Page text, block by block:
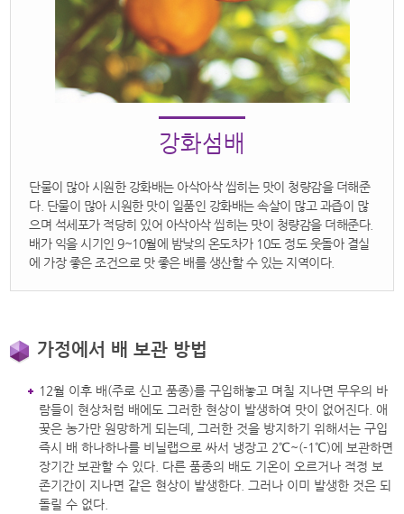
강화섬배
단물이 많아 시원한 강화배는 아삭아삭 씹히는 맛이 청량감을 더해준
다. 단물이 많아 시원한 맛이 일품인 강화배는 속살이 많고 과즙이 많
으며 석세포가 적당히 있어 아삭아삭 씹히는 맛이 청량감을 더해준다.
배가 익을 시기인 9~10월에 밤낮의 온도차가 10도 정도 웃돌아 결실
에 가장 좋은 조건으로 맛 좋은 배를 생산할 수 있는 지역이다.
가정에서 배 보관 방법
12월 이후 배(주로 신고 품종)를 구입해놓고 며칠 지나면 무우의 바
람들이 현상처럼 배에도 그러한 현상이 발생하여 맛이 없어진다. 애
꿎은 농가만 원망하게 되는데, 그러한 것을 방지하기 위해서는 구입
즉시 배 하나하나를 비닐랩으로 싸서 냉장고 2℃~(-1℃)에 보관하면
장기간 보관할 수 있다. 다른 품종의 배도 기온이 오르거나 적정 보
존기간이 지나면 같은 현상이 발생한다. 그러나 이미 발생한 것은 되
돌릴 수 없다.